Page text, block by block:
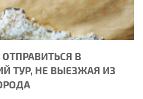
В
ТУР, НЕ ВЫЕЗЖАЯ ИЗ